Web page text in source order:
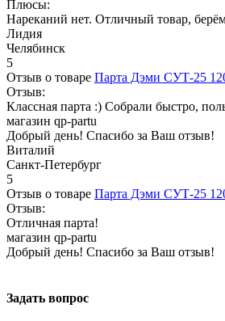
Плюсы:
Нареканий нет. Отличный товар,
Лидия
Челябинск
5
Отзыв о товаре Парта Дэми СУТ-25
Отзыв:
Классная парта :) Собрали быстро,
магазин qp-partu
Добрый день! Спасибо за Ваш отзыв!
Виталий
Санкт-Петербург
5
Отзыв о товаре Парта Дэми СУТ-25
Отзыв:
Отличная парта!
магазин qp-partu
Добрый день! Спасибо за Ваш отзыв!
Задать вопрос